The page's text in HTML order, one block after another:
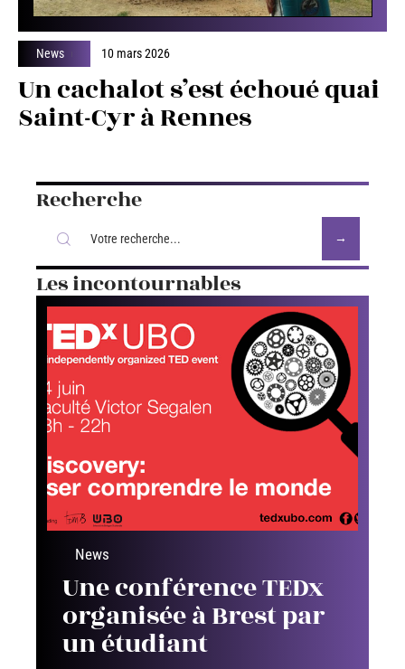
News 10 mars 2026
Un cachalot s’est échoué quai
Saint-Cyr à Rennes
Recherche
Les incontournables
News
Une conférence TEDx
organisée à Brest par
un étudiant